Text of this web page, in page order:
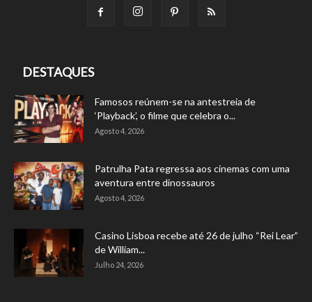
DESTAQUES
Famosos reúnem-se na antestreia de
‘Playback’, o filme que celebra o...
Agosto 4, 2026
Patrulha Pata regressa aos cinemas com uma
aventura entre dinossauros
Agosto 4, 2026
Casino Lisboa recebe até 26 de julho “Rei Lear”
de William...
Julho 24, 2026